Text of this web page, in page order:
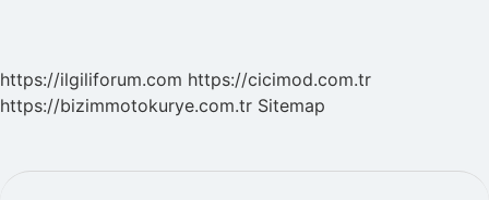
https://ilgiliforum.com https://cicimod.com.tr
https://bizimmotokurye.com.tr Sitemap